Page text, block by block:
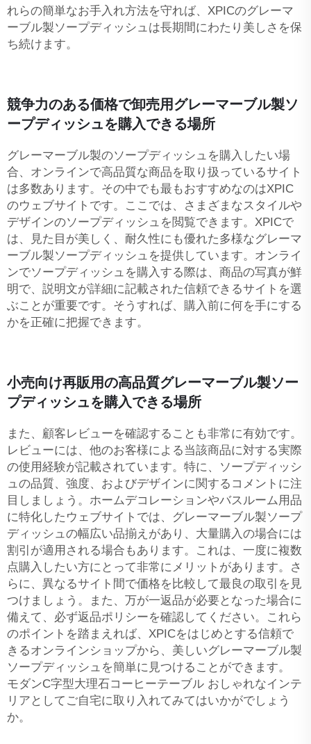
れらの簡単なお手入れ方法を守れば、XPICのグレーマ
ーブル製ソープディッシュは長期間にわたり美しさを保
ち続けます。
競争力のある価格で卸売用グレーマーブル製ソ
ープディッシュを購入できる場所
グレーマーブル製のソープディッシュを購入したい場
合、オンラインで高品質な商品を取り扱っているサイト
は多数あります。その中でも最もおすすめなのはXPIC
のウェブサイトです。ここでは、さまざまなスタイルや
デザインのソープディッシュを閲覧できます。XPICで
は、見た目が美しく、耐久性にも優れた多様なグレーマ
ーブル製ソープディッシュを提供しています。オンライ
ンでソープディッシュを購入する際は、商品の写真が鮮
明で、説明文が詳細に記載された信頼できるサイトを選
ぶことが重要です。そうすれば、購入前に何を手にする
かを正確に把握できます。
小売向け再販用の高品質グレーマーブル製ソー
プディッシュを購入できる場所
また、顧客レビューを確認することも非常に有効です。
レビューには、他のお客様による当該商品に対する実際
の使用経験が記載されています。特に、ソープディッシ
ュの品質、強度、およびデザインに関するコメントに注
目しましょう。ホームデコレーションやバスルーム用品
に特化したウェブサイトでは、グレーマーブル製ソープ
ディッシュの幅広い品揃えがあり、大量購入の場合には
割引が適用される場合もあります。これは、一度に複数
点購入したい方にとって非常にメリットがあります。さ
らに、異なるサイト間で価格を比較して最良の取引を見
つけましょう。また、万が一返品が必要となった場合に
備えて、必ず返品ポリシーを確認してください。これら
のポイントを踏まえれば、XPICをはじめとする信頼で
きるオンラインショップから、美しいグレーマーブル製
ソープディッシュを簡単に見つけることができます。
モダンC字型大理石コーヒーテーブル おしゃれなインテ
リアとしてご自宅に取り入れてみてはいかがでしょう
か。